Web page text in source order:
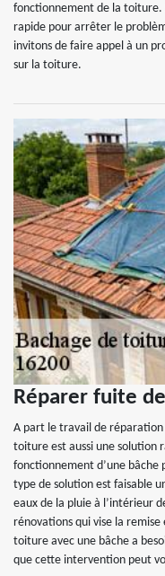
fonctionnement de la toiture.
rapide pour arrêter le
invitons de faire appel à un
sur la toiture.
Réparer fuite
A part le travail de
toiture est aussi une solution
fonctionnement d’une bâche
type de solution est faisable
eaux de la pluie à l’intérieur
rénovations qui vise la
toiture avec une bâche a
que cette intervention peut